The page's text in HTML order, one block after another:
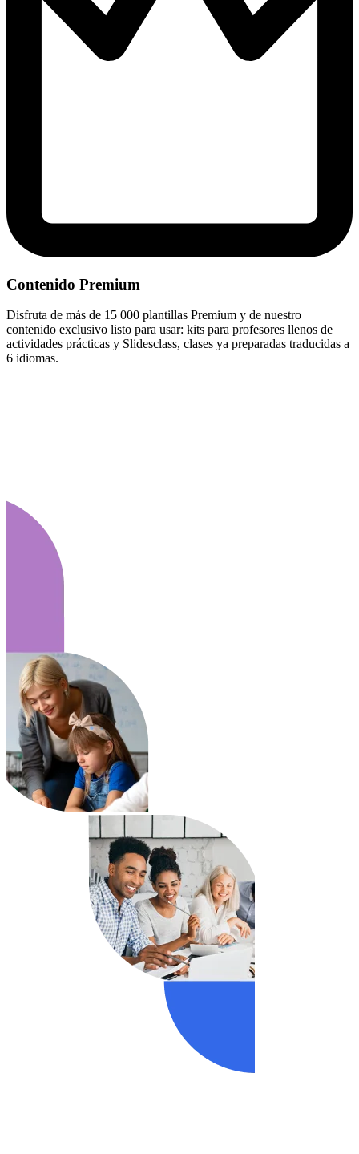
Contenido Premium
Disfruta de más de 15 000 plantillas Premium y de nuestro
contenido exclusivo listo para usar: kits para profesores llenos de
actividades prácticas y Slidesclass, clases ya preparadas traducidas a
6 idiomas.